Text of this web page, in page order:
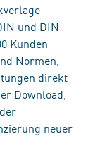
und DIN
Kunden
Normen,
direkt
Download,
neuer